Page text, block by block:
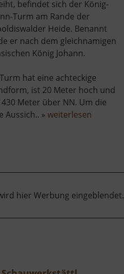
befindet sich der König-
Turm am Rande der
Heide. Benannt
er nach dem gleichnamigen
König Johann.
hat eine achteckige
ist 20 Meter hoch und
Meter über NN. Um die
Aussich.. »weiterlesen
hier Werbung eingeblendet.